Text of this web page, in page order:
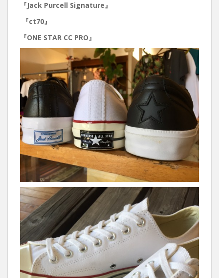
『Jack Purcell Signature』
『ct70』
『ONE STAR CC PRO』